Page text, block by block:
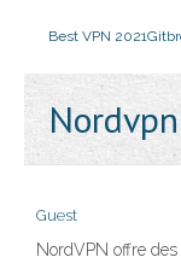
Best VPN 2021
Guest
NordVPN offre